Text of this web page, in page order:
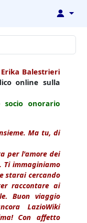
↓
Balestrieri
online sulla
socio onorario
Ma tu, di
per l'amore dei
Ti immaginiamo
starai cercando
raccontare ai
Buon viaggio
LazioWiki
Con affetto